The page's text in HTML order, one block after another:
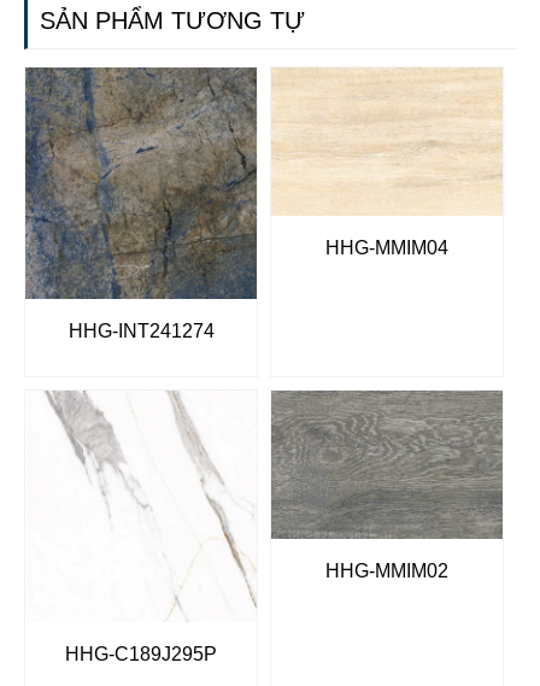
SẢN PHẨM TƯƠNG TỰ
HHG-INT241274
HHG-MMIM04
HHG-C189J295P
HHG-MMIM02